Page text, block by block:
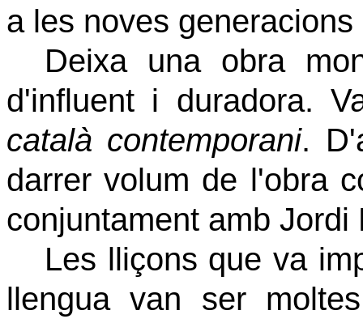
a les noves
Deixa una obra
d'influent i duradora.
català contemporani.
darrer volum de l'obra
conjuntament amb Jordi
Les lliçons que va
llengua van ser